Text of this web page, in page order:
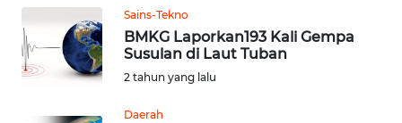
Sains-Tekno
BMKG Laporkan193 Kali Gempa
Susulan di Laut Tuban
2 tahun yang lalu
Daerah
REDAKSI
KARIR